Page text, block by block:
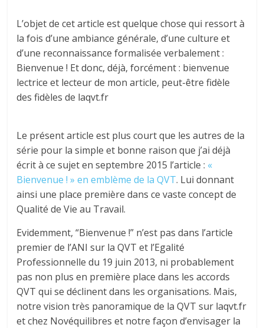
L’objet de cet article est quelque chose qui ressort à
la fois d’une ambiance générale, d’une culture et
d’une reconnaissance formalisée verbalement :
Bienvenue ! Et donc, déjà, forcément : bienvenue
lectrice et lecteur de mon article, peut-être fidèle
des fidèles de laqvt.fr
Le présent article est plus court que les autres de la
série pour la simple et bonne raison que j’ai déjà
écrit à ce sujet en septembre 2015 l’article : «
Bienvenue ! » en emblème de la QVT. Lui donnant
ainsi une place première dans ce vaste concept de
Qualité de Vie au Travail.
Evidemment, “Bienvenue !” n’est pas dans l’article
premier de l’ANI sur la QVT et l’Egalité
Professionnelle du 19 juin 2013, ni probablement
pas non plus en première place dans les accords
QVT qui se déclinent dans les organisations. Mais,
notre vision très panoramique de la QVT sur laqvt.fr
et chez Novéquilibres et notre façon d’envisager la